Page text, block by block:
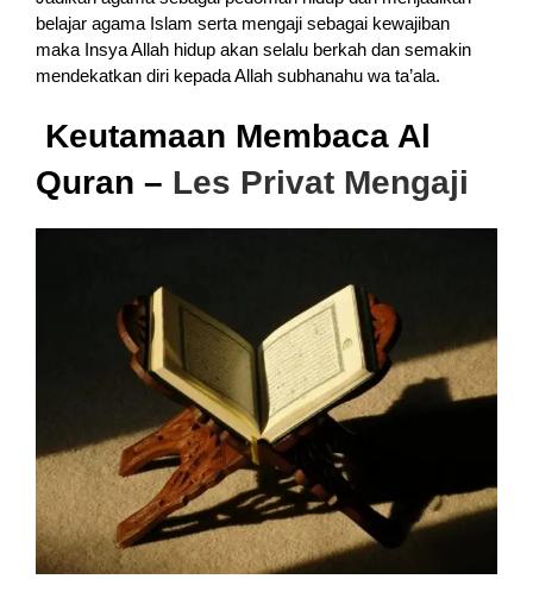
belajar agama Islam serta mengaji sebagai kewajiban
maka Insya Allah hidup akan selalu berkah dan semakin
mendekatkan diri kepada Allah subhanahu wa ta’ala.
Keutamaan Membaca Al
Quran – Les Privat Mengaji